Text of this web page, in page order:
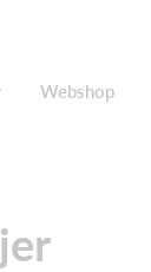
Webshop